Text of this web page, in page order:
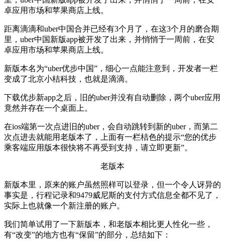
卓应用市场和苹果商店上线。
距离滴滴和uber中国合并已经有3个月了，在这3个月的磨合期
里，uber中国新版app被开发了出来，并悄悄于一周前，在安
卓应用市场和苹果商店上线。
新版本名为“uber优步中国”，细心一点能注意到，开发者一栏
变成了北京小桔科技，也就是滴滴。
下载优步新app之后，旧的uber并没有自动删除，两个uber应用
竟然并存在一个桌面上。
在ios端第一次点进旧的uber，会自动跳转到新的uber，而第二
次点进去就能用老版本了，上面有一栏桔色的提示“您的优步
乘客端应用版本很快将不再受到支持，请立即更新”。
老版本
新版本里，原来的账户虽然照样可以登录，但一个令人讶异的
事实是，行程记录和9479威尼斯的支付方式信息全都不见了，
实际上也就像一个新注册的账户。
我们简单试用了一下新版本，和老版本相比更人性化一些，
有“改变”的地方也有“保留”的部分，总结如下：